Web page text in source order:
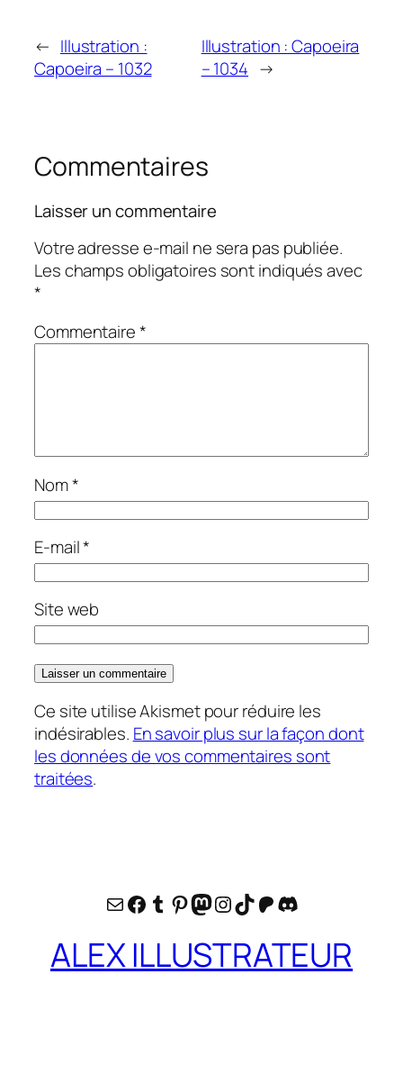
← Illustration :
Capoeira – 1032
Illustration : Capoeira
– 1034 →
Commentaires
Laisser un commentaire
Votre adresse e-mail ne sera pas publiée.
Les champs obligatoires sont indiqués avec
*
Commentaire*
Nom*
E-mail*
Site web
Ce site utilise Akismet pour réduire les
indésirables. En savoir plus sur la façon dont
les données de vos commentaires sont
traitées.
E-mailFacebook
Tumblr
Pinterest
Mastodon
Instagram
TikTok
Patreon
Discord
ALEX ILLUSTRATEUR